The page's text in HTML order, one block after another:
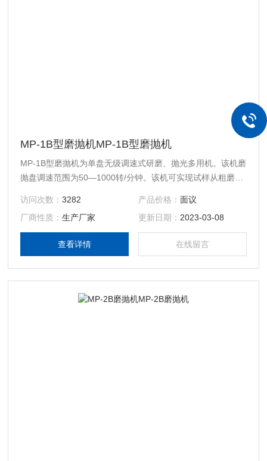
MP-1B型磨抛机MP-1B型磨抛机
MP-1B型磨抛机为单盘无级调速式研磨、抛光多用机。该机磨
抛盘调速范围为50—1000转/分钟。该机可实现试样从粗磨、
访问次数：3282 产品价格： 面议
厂商性质：生产厂家 更新日期： 2023-03-08
查看详情 在线留言